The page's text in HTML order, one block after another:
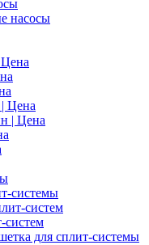
насосы
Цена
Цена
| Цена
системы
систем
систем
для сплит-системы